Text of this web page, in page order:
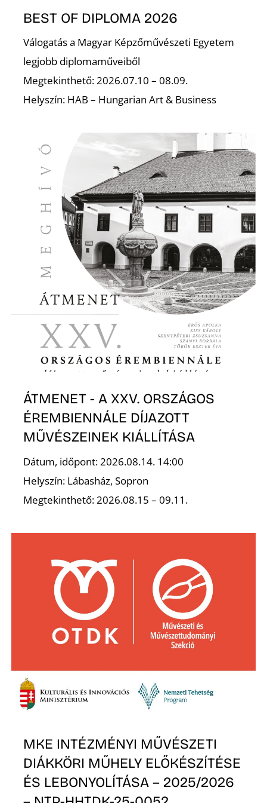
BEST OF DIPLOMA 2026
Válogatás a Magyar Képzőművészeti Egyetem
legjobb diplomaműveiből
Megtekinthető: 2026.07.10 – 08.09.
Helyszín: HAB – Hungarian Art & Business
ÁTMENET - A XXV. ORSZÁGOS
ÉREMBIENNÁLE DÍJAZOTT
MŰVÉSZEINEK KIÁLLÍTÁSA
Dátum, időpont: 2026.08.14. 14:00
Helyszín: Lábasház, Sopron
Megtekinthető: 2026.08.15 – 09.11.
MKE INTÉZMÉNYI MŰVÉSZETI
DIÁKKÖRI MŰHELY ELŐKÉSZÍTÉSE
ÉS LEBONYOLÍTÁSA – 2025/2026